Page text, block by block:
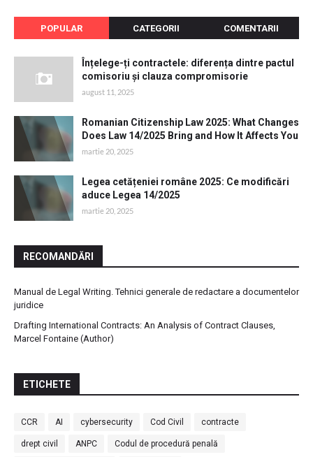
POPULAR CATEGORII COMENTARII
Înțelege-ți contractele: diferența dintre pactul
comisoriu și clauza compromisorie
august 11, 2025
Romanian Citizenship Law 2025: What Changes
Does Law 14/2025 Bring and How It Affects You
martie 20, 2025
Legea cetățeniei române 2025: Ce modificări
aduce Legea 14/2025
martie 20, 2025
RECOMANDĂRI
Manual de Legal Writing. Tehnici generale de redactare a documentelor
juridice
Drafting International Contracts: An Analysis of Contract Clauses,
Marcel Fontaine (Author)
ETICHETE
CCR AI cybersecurity Cod Civil contracte
drept civil ANPC Codul de procedură penală